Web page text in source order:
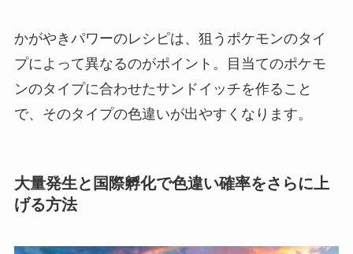
かがやきパワーのレシピは、狙うポケモンのタイ
プによって異なるのがポイント。目当てのポケモ
ンのタイプに合わせたサンドイッチを作ること
で、そのタイプの色違いが出やすくなります。
大量発生と国際孵化で色違い確率をさらに上
げる方法